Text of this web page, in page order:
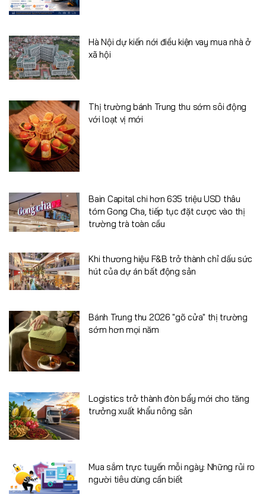
Hà Nội dự kiến nới điều kiện vay mua nhà ở
xã hội
Thị trường bánh Trung thu sớm sôi động
với loạt vị mới
Bain Capital chi hơn 635 triệu USD thâu
tóm Gong Cha, tiếp tục đặt cược vào thị
trường trà toàn cầu
Khi thương hiệu F&B trở thành chỉ dấu sức
hút của dự án bất động sản
Bánh Trung thu 2026 "gõ cửa" thị trường
sớm hơn mọi năm
Logistics trở thành đòn bẩy mới cho tăng
trưởng xuất khẩu nông sản
Mua sắm trực tuyến mỗi ngày: Những rủi ro
người tiêu dùng cần biết